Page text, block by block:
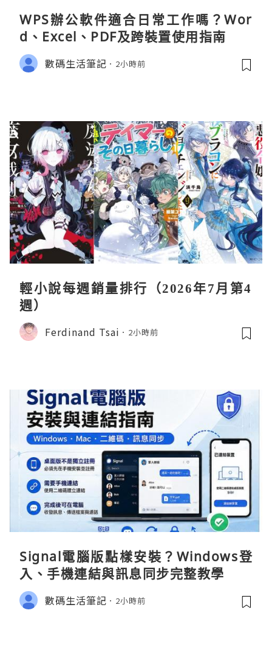
WPS辦公軟件適合日常工作嗎？Wor
d、Excel、PDF及跨裝置使用指南
數碼生活筆記 2小時前
輕小說每週銷量排行（2026年7月第4
週）
Ferdinand Tsai 2小時前
Signal電腦版點樣安裝？Windows登
入、手機連結與訊息同步完整教學
數碼生活筆記 2小時前